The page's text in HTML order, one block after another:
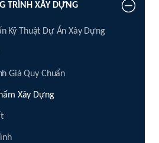
TRÌNH XÂY DỰNG
Kỹ Thuật Dự Án Xây Dựng
Giá Quy Chuẩn
Xây Dựng